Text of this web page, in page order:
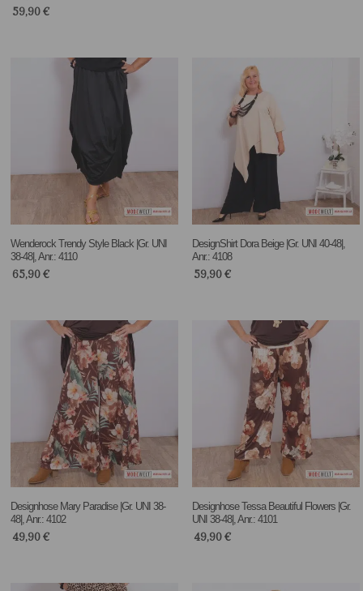
59,90€
Wenderock Trendy Style Black |Gr. UNI
38-48|, Anr.: 4110
65,90€
DesignShirt Dora Beige |Gr. UNI 40-48|,
Anr.: 4108
59,90€
Designhose Mary Paradise |Gr. UNI 38-
48|, Anr.: 4102
49,90€
Designhose Tessa Beautiful Flowers |Gr.
UNI 38-48|, Anr.: 4101
49,90€